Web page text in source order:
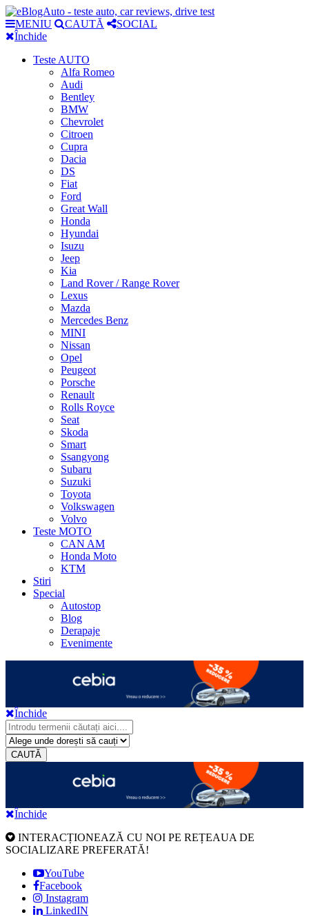
MENIU CAUTĂ
SOCIAL
Închide
Teste AUTO
Alfa Romeo
Audi
Bentley
BMW
Chevrolet
Citroen
Cupra
Dacia
DS
Fiat
Ford
Great Wall
Honda
Hyundai
Isuzu
Jeep
Kia
Land Rover / Range Rover
Lexus
Mazda
Mercedes Benz
MINI
Nissan
Opel
Peugeot
Porsche
Renault
Rolls Royce
Seat
Skoda
Smart
Ssangyong
Subaru
Suzuki
Toyota
Volkswagen
Volvo
Teste MOTO
CAN AM
Honda Moto
KTM
Stiri
Special
Autostop
Blog
Derapaje
Evenimente
Închide
CAUTĂ
Închide
INTERACȚIONEAZĂ CU NOI PE REȚEAUA DE
SOCIALIZARE PREFERATĂ!
YouTube
Facebook
Instagram
LinkedIN